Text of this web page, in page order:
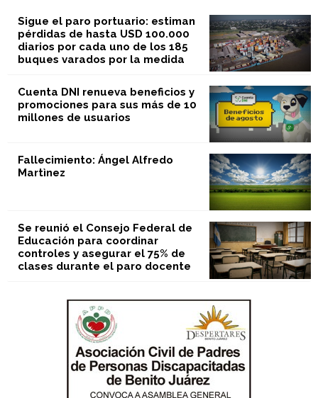
Sigue el paro portuario: estiman
pérdidas de hasta USD 100.000
diarios por cada uno de los 185
buques varados por la medida
Cuenta DNI renueva beneficios y
promociones para sus más de 10
millones de usuarios
Fallecimiento: Ángel Alfredo
Martìnez
Se reunió el Consejo Federal de
Educación para coordinar
controles y asegurar el 75% de
clases durante el paro docente